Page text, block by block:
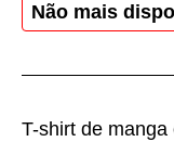
T-shirt de
Não mais